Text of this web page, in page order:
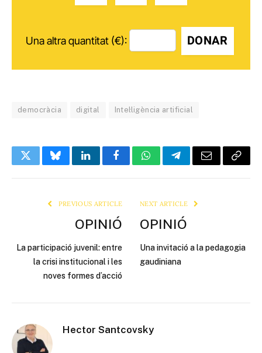
Una altra quantitat (€): DONAR
democràcia digital Intel·ligència artificial
TwitterBlueskyLinkedInFacebookWhatsAppTelegramEmail Copy
PREVIOUS ARTICLE
OPINIÓ
La participació juvenil: entre
la crisi institucional i les
noves formes d’acció
NEXT ARTICLE
OPINIÓ
Una invitació a la pedagogia
gaudiniana
Hector Santcovsky